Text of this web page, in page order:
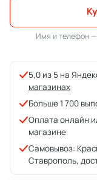
Имя и телефон
5,0 из 5 на
магазинах
Больше 1 700
Оплата онлайн
магазине
Самовывоз:
Ставрополь,